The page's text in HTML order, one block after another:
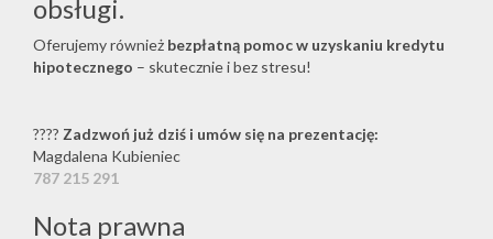
obsługi.
Oferujemy również bezpłatną pomoc w uzyskaniu kredytu
hipotecznego – skutecznie i bez stresu!
???? Zadzwoń już dziś i umów się na prezentację:
Magdalena Kubieniec
787 215 291
Nota prawna